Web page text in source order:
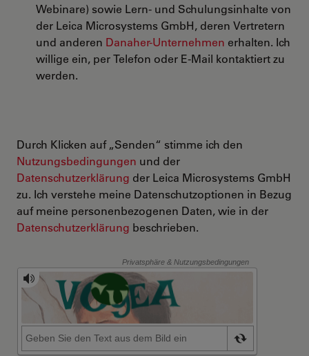
Webinare) sowie Lern- und Schulungsinhalte von
der Leica Microsystems GmbH, deren Vertretern
und anderen Danaher-Unternehmen erhalten. Ich
willige ein, per Telefon oder E-Mail kontaktiert zu
werden.
Durch Klicken auf „Senden“ stimme ich den
Nutzungsbedingungen und der
Datenschutzerklärung der Leica Microsystems GmbH
zu. Ich verstehe meine Datenschutzoptionen in Bezug
auf meine personenbezogenen Daten, wie in der
Datenschutzerklärung beschrieben.